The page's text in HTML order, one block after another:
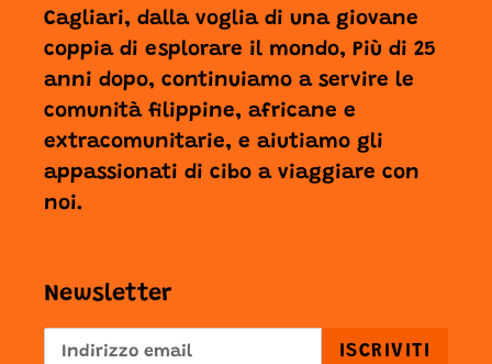
Cagliari, dalla voglia di una giovane
coppia di esplorare il mondo, Più di 25
anni dopo, continuiamo a servire le
comunità filippine, africane e
extracomunitarie, e aiutiamo gli
appassionati di cibo a viaggiare con
noi.
Newsletter
ISCRIVITI